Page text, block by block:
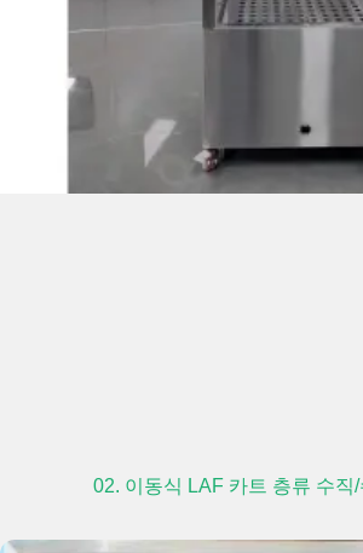
02. 이동식 LAF 카트 층류 수직/